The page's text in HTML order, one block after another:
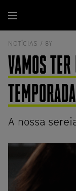
para
o
conteúdo
Menu
NOTÍCIAS / 8Y
VAMOS
A nossa